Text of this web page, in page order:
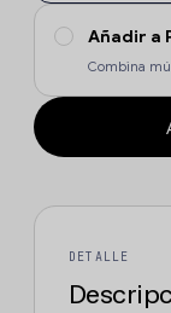
Añadir a
Combina
DETALLE